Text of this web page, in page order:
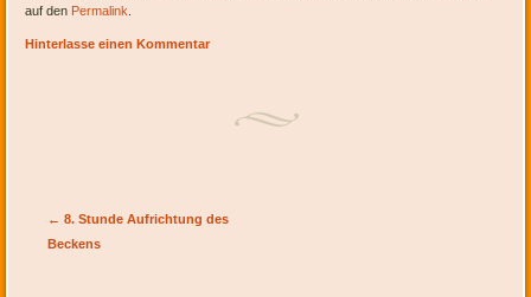
auf den Permalink
Hinterlasse einen Kommentar
Artikel-Navigation
← 8. Stunde Aufrichtung des
Beckens